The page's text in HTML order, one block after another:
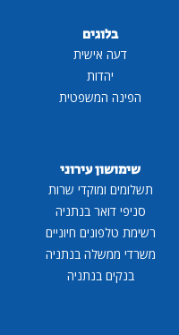
בלוגים
דעה אישית
יהדות
הפינה המשפטית
שימושון עירוני
תשלומים ומוקדי שרות
סניפי דואר בנתניה
רשימת טלפונים חיוניים
משרדי ממשלה בנתניה
בנקים בנתניה